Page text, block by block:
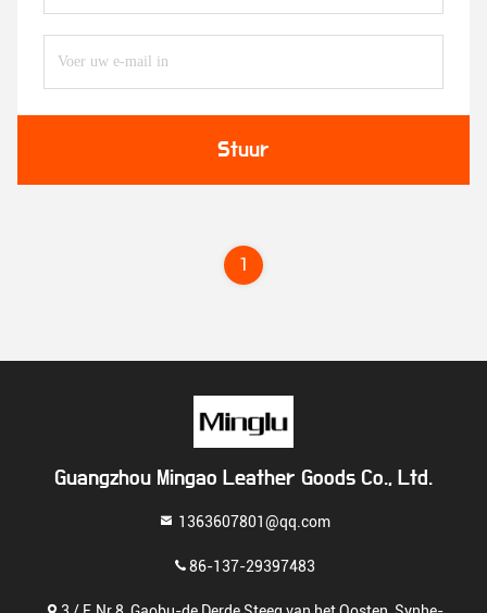
Stuur
1
Guangzhou Mingao Leather Goods Co., Ltd.
1363607801@qq.com
86-137-29397483